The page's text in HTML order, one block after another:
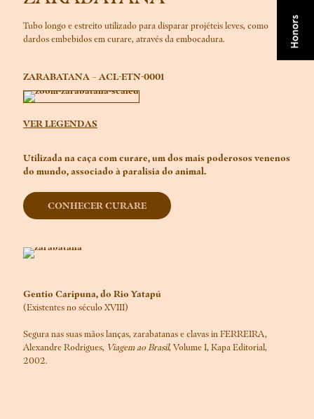
Tubo longo e estreito utilizado para disparar projéteis leves, como
dardos embebidos em curare, através da embocadura.
ZARABATANA – ACL-ETN-0001
VER LEGENDAS
Utilizada na caça com curare, um dos mais poderosos venenos
do mundo, associado à paralisia do animal.
CONHECER CURARE
Gentio Caripuna, do Rio Yatapú
(Existentes no século XVIII)
Segura nas suas mãos lanças, zarabatanas e clavas in FERREIRA,
Alexandre Rodrigues, Viagem ao Brasil, Volume I, Kapa Editorial,
2002.